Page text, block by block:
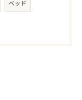
ベッド